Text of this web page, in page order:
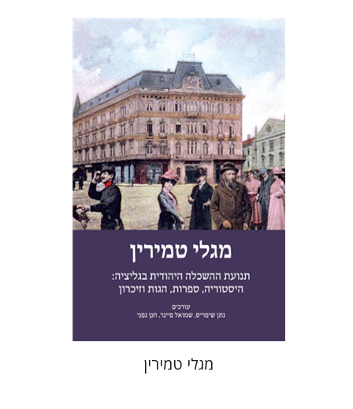
חנן גפני שמואל פיינר
נתן
שיפריס
הנחת אתר ספר מודפס
$46
$41
מגלי טמירין